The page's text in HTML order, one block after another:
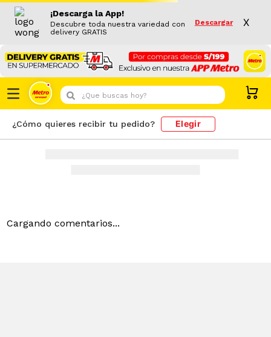
¡Descarga la App!
Descubre toda nuestra variedad con
delivery GRATIS
Descargar X
¿Que buscas hoy?
¿Cómo quieres recibir tu pedido? Elegir
Cargando comentarios...